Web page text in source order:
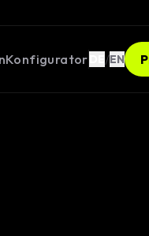
Konfigurator /EN